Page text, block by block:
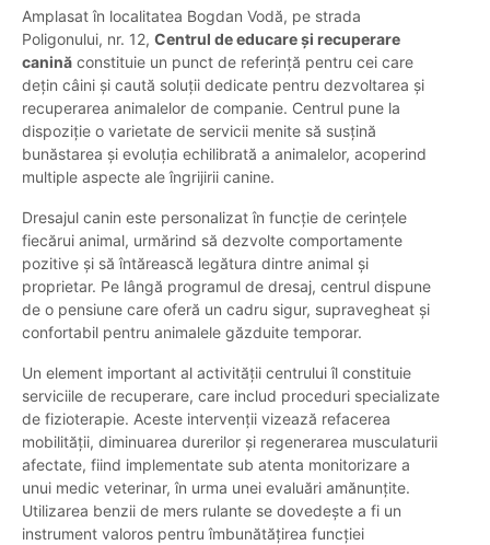
Amplasat în localitatea Bogdan Vodă, pe strada
Poligonului, nr. 12, Centrul de educare și recuperare
canină constituie un punct de referință pentru cei care
dețin câini și caută soluții dedicate pentru dezvoltarea și
recuperarea animalelor de companie. Centrul pune la
dispoziție o varietate de servicii menite să susțină
bunăstarea și evoluția echilibrată a animalelor, acoperind
multiple aspecte ale îngrijirii canine.
Dresajul canin este personalizat în funcție de cerințele
fiecărui animal, urmărind să dezvolte comportamente
pozitive și să întărească legătura dintre animal și
proprietar. Pe lângă programul de dresaj, centrul dispune
de o pensiune care oferă un cadru sigur, supravegheat și
confortabil pentru animalele găzduite temporar.
Un element important al activității centrului îl constituie
serviciile de recuperare, care includ proceduri specializate
de fizioterapie. Aceste intervenții vizează refacerea
mobilității, diminuarea durerilor și regenerarea musculaturii
afectate, fiind implementate sub atenta monitorizare a
unui medic veterinar, în urma unei evaluări amănunțite.
Utilizarea benzii de mers rulante se dovedește a fi un
instrument valoros pentru îmbunătățirea funcției